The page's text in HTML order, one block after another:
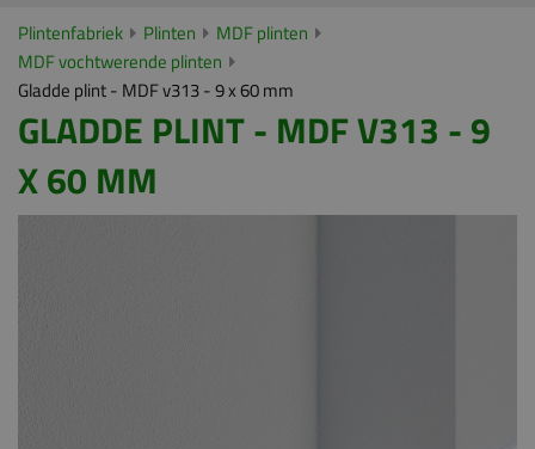
Plintenfabriek Plinten
MDF plinten
MDF vochtwerende plinten
Gladde plint - MDF v313 - 9 x 60 mm
GLADDE PLINT - MDF V313 - 9
X 60 MM